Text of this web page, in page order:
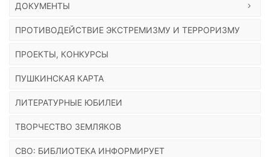
ДОКУМЕНТЫ
ПРОТИВОДЕЙСТВИЕ ЭКСТРЕМИЗМУ И ТЕРРОРИЗМУ
ПРОЕКТЫ, КОНКУРСЫ
ПУШКИНСКАЯ КАРТА
ЛИТЕРАТУРНЫЕ ЮБИЛЕИ
ТВОРЧЕСТВО ЗЕМЛЯКОВ
СВО: БИБЛИОТЕКА ИНФОРМИРУЕТ